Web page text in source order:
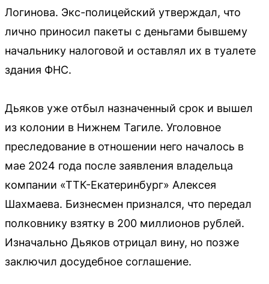
Логинова. Экс-полицейский утверждал, что
лично приносил пакеты с деньгами бывшему
начальнику налоговой и оставлял их в туалете
здания ФНС.
Дьяков уже отбыл назначенный срок и вышел
из колонии в Нижнем Тагиле. Уголовное
преследование в отношении него началось в
мае 2024 года после заявления владельца
компании «ТТК-Екатеринбург» Алексея
Шахмаева. Бизнесмен признался, что передал
полковнику взятку в 200 миллионов рублей.
Изначально Дьяков отрицал вину, но позже
заключил досудебное соглашение.